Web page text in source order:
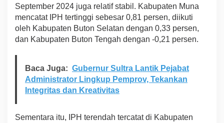
September 2024 juga relatif stabil. Kabupaten Muna
mencatat IPH tertinggi sebesar 0,81 persen, diikuti
oleh Kabupaten Buton Selatan dengan 0,33 persen,
dan Kabupaten Buton Tengah dengan -0,21 persen.
Baca Juga: Gubernur Sultra Lantik Pejabat
Administrator Lingkup Pemprov, Tekankan
Integritas dan Kreativitas
Sementara itu, IPH terendah tercatat di Kabupaten